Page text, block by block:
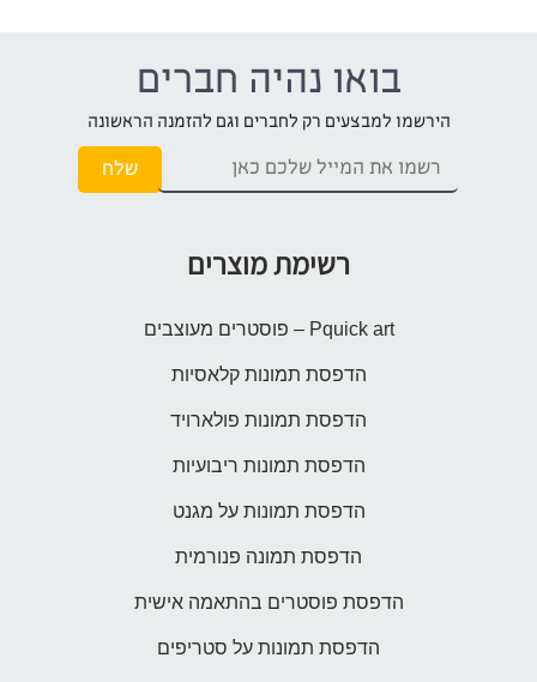
בואו נהיה חברים
הירשמו למבצעים רק לחברים וגם להזמנה הראשונה
רשימת מוצרים
Pquick art – פוסטרים מעוצבים
הדפסת תמונות קלאסיות
הדפסת תמונות פולארויד
הדפסת תמונות ריבועיות
הדפסת תמונות על מגנט
הדפסת תמונה פנורמית
הדפסת פוסטרים בהתאמה אישית
הדפסת תמונות על סטריפים